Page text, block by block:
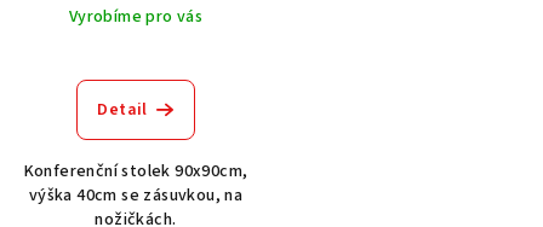
Vyrobíme pro vás
Detail
Konferenční stolek 90x90cm,
výška 40cm se zásuvkou, na
nožičkách.